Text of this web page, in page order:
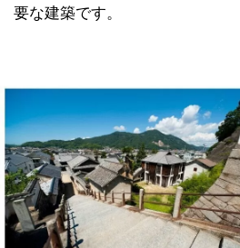
要な建築です。